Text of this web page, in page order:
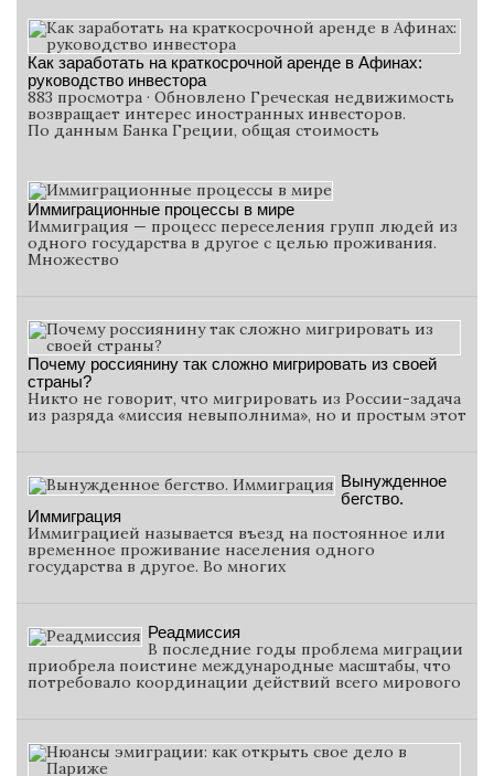
Как заработать на краткосрочной аренде в Афинах:
руководство инвестора
883 просмотра · Обновлено Греческая недвижимость
возвращает интерес иностранных инвесторов.
По данным Банка Греции, общая стоимость
Иммиграционные процессы в мире
Иммиграция — процесс переселения групп людей из
одного государства в другое с целью проживания.
Множество
Почему россиянину так сложно мигрировать из своей
страны?
Никто не говорит, что мигрировать из России-задача
из разряда «миссия невыполнима», но и простым этот
Вынужденное
бегство.
Иммиграция
Иммиграцией называется въезд на постоянное или
временное проживание населения одного
государства в другое. Во многих
Реадмиссия
В последние годы проблема миграции
приобрела поистине международные масштабы, что
потребовало координации действий всего мирового